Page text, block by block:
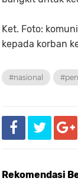
Ket. Foto:
kepada korban
#nasional
Rekomendasi